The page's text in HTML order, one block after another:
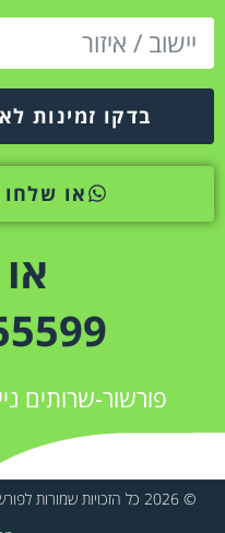
בדקו זמינות
או
או
פורשור-שרותים
© 2026 כל הזכויות שמורות לפורשור מומחים בע״מ. פורשור-שרותים ניידים.